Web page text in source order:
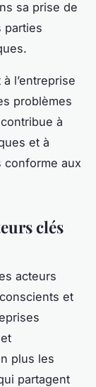
sa prise de
parties
l’entreprise
problèmes
à
et à
conforme aux
clés
acteurs
et
plus les
partagent